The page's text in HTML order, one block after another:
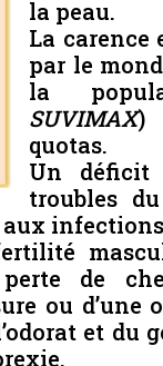
la peau.
La carence
par le
la
SUVIMAX)
quotas.
Un déficit
troubles
de
ou d’une
et du